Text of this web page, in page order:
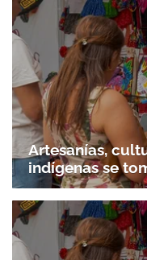
Artesanías,
indígenas se